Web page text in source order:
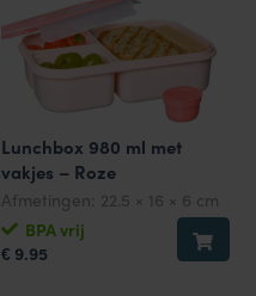
Lunchbox 980 ml met
vakjes – Roze
Afmetingen: 22.5 × 16 × 6 cm
BPA vrij
€ 9.95